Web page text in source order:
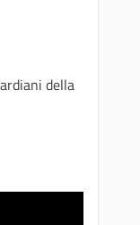
della